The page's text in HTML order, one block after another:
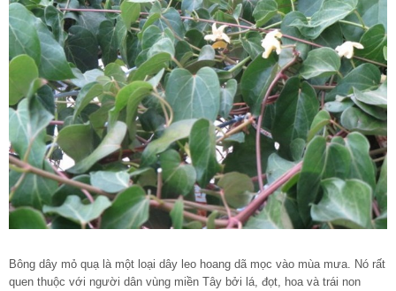
Bông dây mỏ quạ là một loại dây leo hoang dã mọc vào mùa mưa. Nó rất
quen thuộc với người dân vùng miền Tây bởi lá, đọt, hoa và trái non